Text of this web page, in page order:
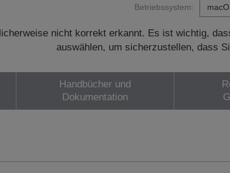
Betriebssystem:
nicht korrekt erkannt. Es ist wichtig,
auswählen, um sicherzustellen, dass
Handbücher und
Dokumentation